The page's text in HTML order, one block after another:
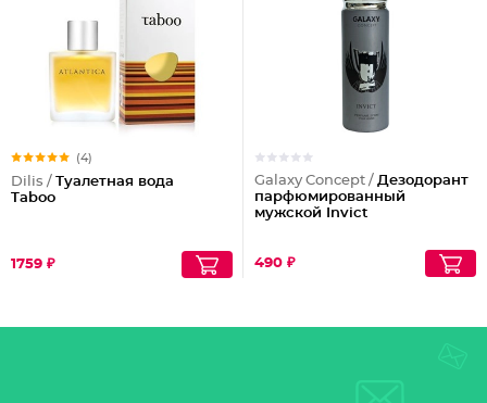
(4)
Dilis / Туалетная вода
Taboo
1759 ₽
Galaxy Concept / Дезодорант
парфюмированный
мужской Invict
490 ₽